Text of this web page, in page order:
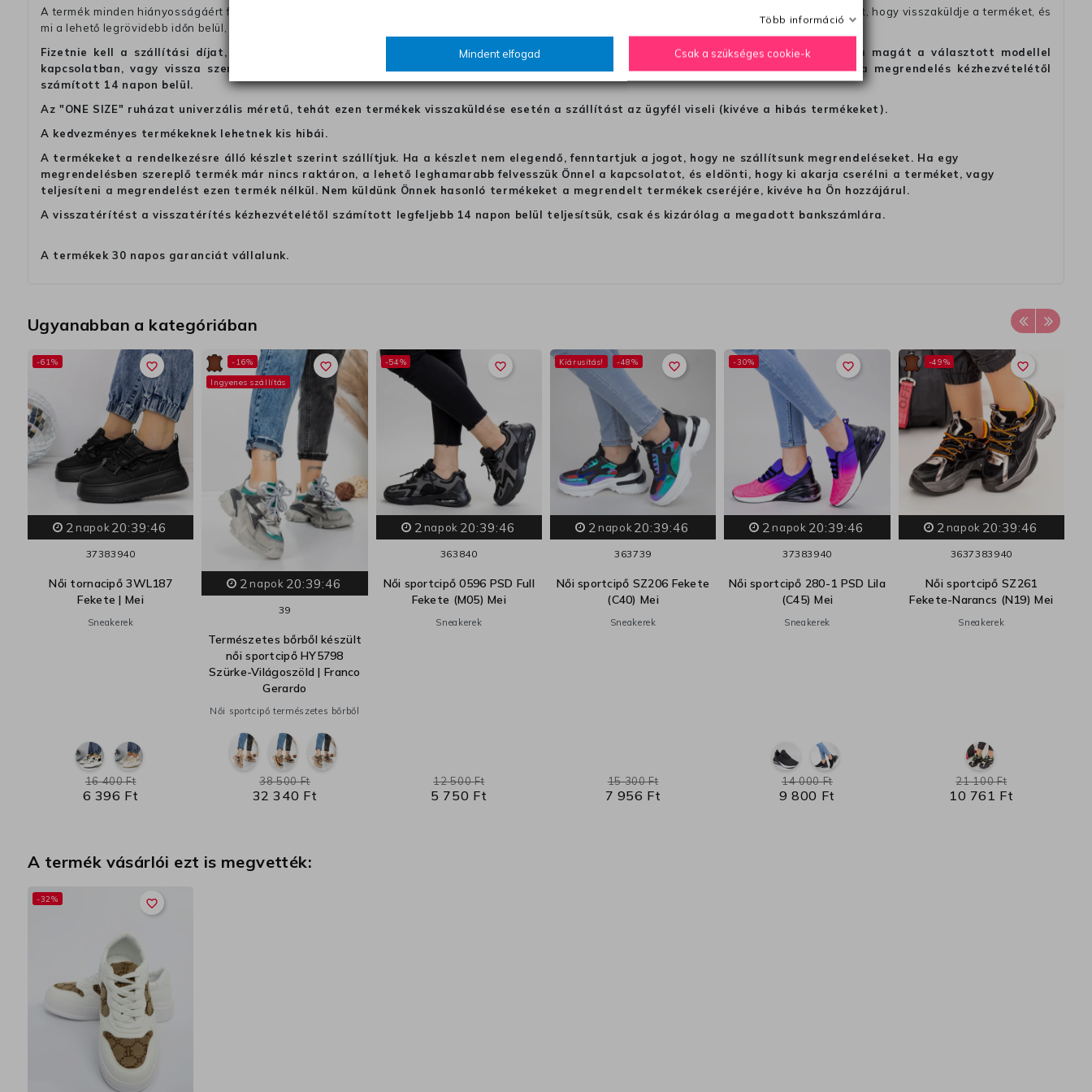
A termék minden hiányosságáért felelünk. Ha valamilyen okból a terméket nem kapják meg tökéletes állapotban, akkor vegye fel velünk a kapcsolatot, hogy visszaküldje a terméket, és
mi a lehető legrövidebb időn belül, további költségek nélkül elküldjük Önnek.
Fizetnie kell a szállítási díjat, ha azt szeretné, hogy a terméket egy másik modellel cseréljük ki, azon az alapon, hogy meggondolta magát a választott modellel
kapcsolatban, vagy vissza szeretné küldeni a terméket, hogy visszatérítsük a pénztét. Választhat visszatérítést is, de legkésőbb a megrendelés kézhezvételétől
számított 14 napon belül.
Az "ONE SIZE" ruházat univerzális méretű, tehát ezen termékek visszaküldése esetén a szállítást az ügyfél viseli (kivéve a hibás termékeket).
A kedvezményes termékeknek lehetnek kis hibái.
A termékeket a rendelkezésre álló készlet szerint szállítjuk. Ha a készlet nem elegendő, fenntartjuk a jogot, hogy ne szállítsunk megrendeléseket. Ha egy
megrendelésben szereplő termék már nincs raktáron, a lehető leghamarabb felvesszük Önnel a kapcsolatot, és eldönti, hogy ki akarja cserélni a terméket, vagy
teljesíteni a megrendelést ezen termék nélkül. Nem küldünk Önnek hasonló termékeket a megrendelt termékek cseréjére, kivéve ha Ön hozzájárul.
A visszatérítést a visszatérítés kézhezvételétől számított legfeljebb 14 napon belül teljesítsük, csak és kizárólag a megadott bankszámlára.
A termékek 30 napos garanciát vállalunk.
Ugyanabban a kategóriában
favorite_border
-61%
2napok20:39:45
37383940
Női tornacipő 3WL187
Fekete | Mei
Sneakerek
6 396 Ft
16 400 Ft
favorite_border
-16%
Ingyenes szállítás
2 napok 20:39:45
39
Természetes bőrből készült
női sportcipő HY5798
Szürke-Világoszöld | Franco
Gerardo
Női sportcipő természetes bőrből
32 340 Ft
38 500 Ft
favorite_border
-54%
2napok 20:39:45
363840
Női sportcipő 0596 PSD Full
Fekete (M05) Mei
Sneakerek
5 750 Ft
12 500 Ft
favorite_border
Kiárusítás! -48%
2napok20:39:45
363739
Női sportcipő SZ206 Fekete
(C40) Mei
Sneakerek
7 956 Ft
15 300 Ft
favorite_border
-30%
2 napok 20:39:45
37383940
Női sportcipő 280-1 PSD Lila
(C45) Mei
Sneakerek
9 800 Ft
14 000 Ft
favorite_border
-49%
2napok 20:39:45
3637383940
Női sportcipő SZ261
Fekete-Narancs (N19) Mei
Sneakerek
10 761 Ft
21 100 Ft
A termék vásárlói ezt is megvették:
favorite_border
-32%
Több információ
Mindent elfogad Csak a szükséges cookie-k